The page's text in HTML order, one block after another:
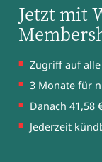
Jetzt mit
Zugriff auf
3 Monate für
Danach 41,58
Jederzeit